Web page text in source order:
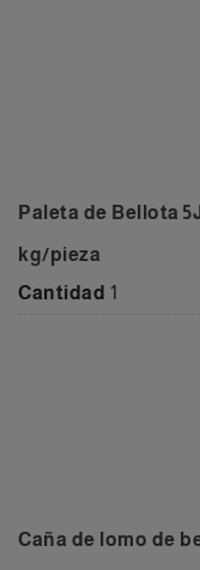
Paleta de Bellota
kg/pieza
Cantidad 1
Caña de lomo de